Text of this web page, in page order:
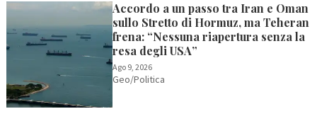
Accordo a un passo tra Iran e Oman
sullo Stretto di Hormuz, ma Teheran
frena: “Nessuna riapertura senza la
resa degli USA”
Ago 9, 2026
Geo/Politica